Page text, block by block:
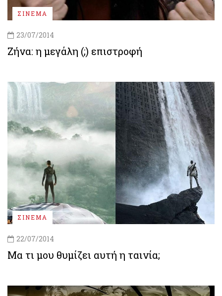
ΣΙΝΕΜΑ
23/07/2014
Ζήνα: η μεγάλη (;) επιστροφή
ΣΙΝΕΜΑ
22/07/2014
Μα τι μου θυμίζει αυτή η ταινία;